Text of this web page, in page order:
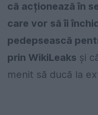
că acționează în
care vor să îi
pedepsească
prin WikiLeaks și
menit să ducă la